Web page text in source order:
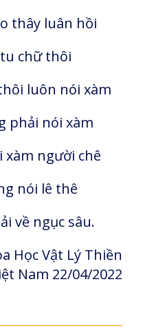
thây luân hồi
chữ thôi
luôn nói xàm
phải nói xàm
xàm người chê
nói lê thê
về ngục sâu.
Học Vật Lý Thiền
Nam 22/04/2022